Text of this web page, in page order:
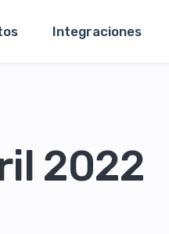
Integraciones
2022